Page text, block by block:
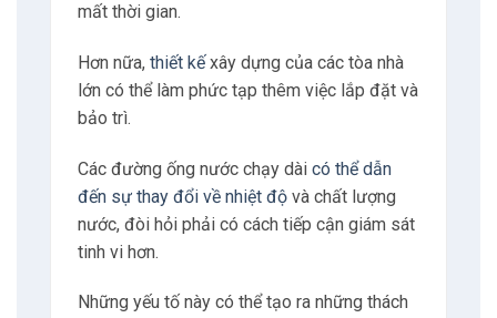
mất thời gian.
Hơn nữa, thiết kếxây dựng của các tòa nhà
lớn có thể làm phức tạp thêm việc lắp đặt và
bảo trì.
Các đường ống nước chạy dài có thể dẫn
đến sự thay đổi về nhiệt độvà chất lượng
nước, đòi hỏi phải có cách tiếp cận giám sát
tinh vi hơn.
Những yếu tố này có thể tạo ra những thách